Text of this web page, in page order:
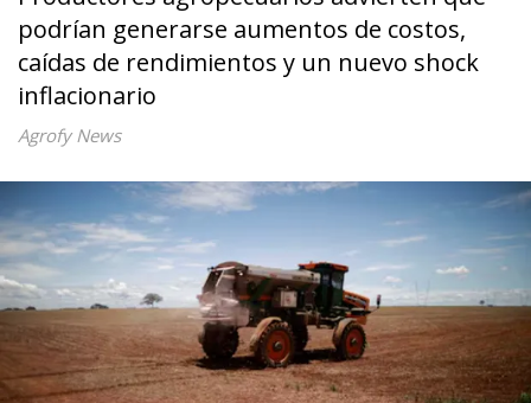
podrían generarse aumentos de costos,
caídas de rendimientos y un nuevo shock
inflacionario
Agrofy News